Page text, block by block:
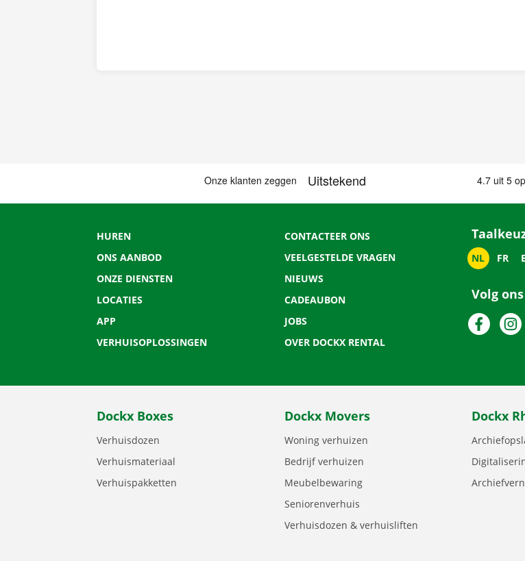
HUREN
ONS AANBOD
ONZE DIENSTEN
LOCATIES
APP
VERHUISOPLOSSINGEN
CONTACTEER ONS
VEELGESTELDE VRAGEN
NIEUWS
CADEAUBON
JOBS
OVER DOCKX RENTAL
NL FR
Volg ons
Dockx Boxes
Verhuisdozen
Verhuismateriaal
Verhuispakketten
Dockx Movers
Woning verhuizen
Bedrijf verhuizen
Meubelbewaring
Seniorenverhuis
Verhuisdozen & verhuisliften
Dockx